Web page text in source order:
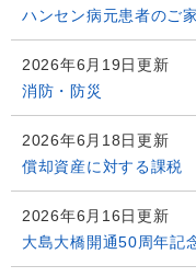
ハンセン病元患者のご
2026年6月19日更新
消防・防災
2026年6月18日更新
償却資産に対する課税
2026年6月16日更新
大島大橋開通50周年記